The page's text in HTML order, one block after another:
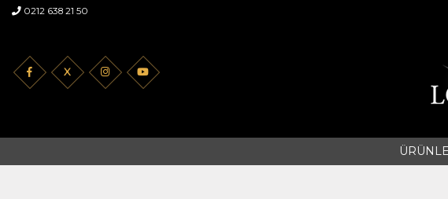
0212 638 21 50
X